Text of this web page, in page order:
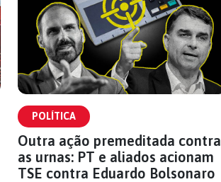
POLÍTICA
Outra ação premeditada contra
as urnas: PT e aliados acionam
TSE contra Eduardo Bolsonaro